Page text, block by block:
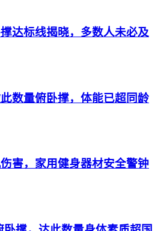
达标线揭晓，多数人未必及
数量俯卧撑，体能已超同龄
害，家用健身器材安全警钟